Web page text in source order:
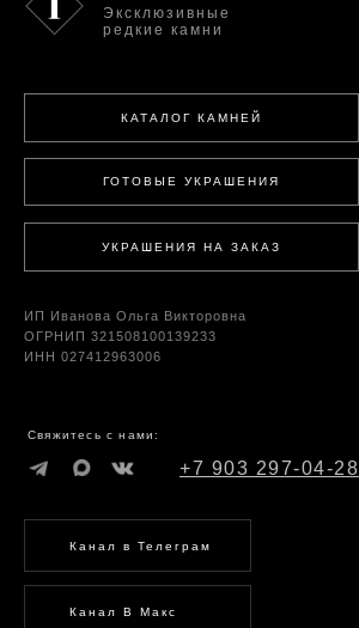
КАТАЛОГ КАМНЕЙ
УКРАШЕНИЯ НА ЗАКАЗ
ГОТОВЫЕ УКРАШЕНИЯ
Эксклюзивные
редкие камни
+7 903 297-04-28
Канал В Макс
Канал в Телеграм
Свяжитесь с нами:
ИП Иванова Ольга Викторовна
ОГРНИП 321508100139233
ИНН 027412963006